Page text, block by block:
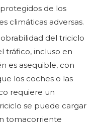
de los
climáticas adversas.
del triciclo
tráfico, incluso en
es asequible, con
los coches o las
requiere un
se puede cargar
tomacorriente